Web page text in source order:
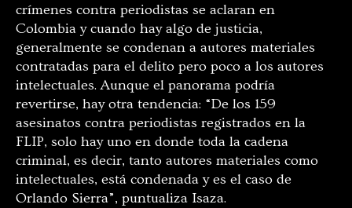
crímenes contra periodistas se aclaran en
Colombia y cuando hay algo de justicia,
generalmente se condenan a autores materiales
contratadas para el delito pero poco a los autores
intelectuales. Aunque el panorama podría
revertirse, hay otra tendencia: “De los 159
asesinatos contra periodistas registrados en la
FLIP, solo hay uno en donde toda la cadena
criminal, es decir, tanto autores materiales como
intelectuales, está condenada y es el caso de
Orlando Sierra”, puntualiza Isaza.